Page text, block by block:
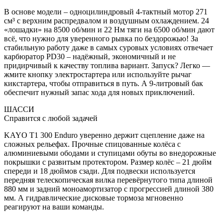
В основе модели – одноцилиндровый 4-тактный мотор 271
см³ с верхним распредвалом и воздушным охлаждением. 24
«лошадки» на 8500 об/мин и 22 Нм тяги на 6500 об/мин дают
всё, что нужно для уверенного рывка по бездорожью! За
стабильную работу даже в самых суровых условиях отвечает
карбюратор PD30 – надёжный, экономичный и не
придирчивый к качеству топлива вариант. Запуск? Легко —
жмите кнопку электростартера или используйте рычаг
кикстартера, чтобы отправиться в путь. А 9-литровый бак
обеспечит нужный запас хода для новых приключений.
ШАССИ
Справится с любой задачей
KAYO T1 300 Enduro уверенно держит сцепление даже на
сложных рельефах. Прочные спицованные колёса с
алюминиевыми ободами и ступицами обуты во внедорожные
покрышки с развитым протектором. Размер колёс – 21 дюйм
спереди и 18 дюймов сзади. Для подвески используется
передняя телескопическая вилка перевёрнутого типа длиной
880 мм и задний моноамортизатор с прогрессией длиной 380
мм. А гидравлические дисковые тормоза мгновенно
реагируют на ваши команды.